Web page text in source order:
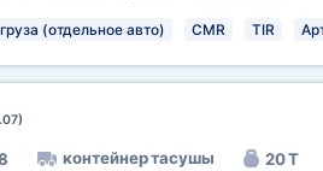
(отдельное авто) CMR TIR
контейнер тасушы 20 Т